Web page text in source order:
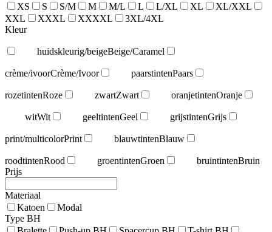
XS
S S/M M M/L L L/XL XL
XL/XXL
XXL
XXXL XXXXL
3XL/4XL
Kleur
huidskleurig/beigeBeige/Caramel
crème/ivoorCrème/Ivoor paarstintenPaars
rozetintenRoze zwartZwart oranjetintenOranje
witWit geeltintenGeel grijstintenGrijs
print/multicolorPrint blauwtintenBlauw
roodtintenRood groentintenGroen bruintintenBruin
Prijs
Materiaal
Katoen
Modal
Type BH